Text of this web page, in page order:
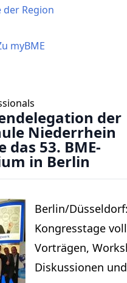
der Region
myBME
der
Niederrhein
das 53. BME-
in Berlin
Berlin/
Kongresstage
Vorträgen,
Diskussionen